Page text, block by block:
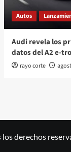
Autos
Audi revela los
datos del A2 e-
rayo corte
derechos